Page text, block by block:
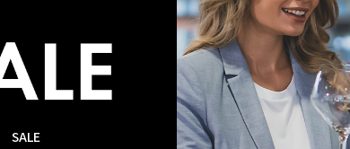
SALE